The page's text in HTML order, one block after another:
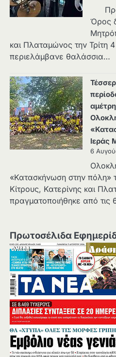
Όρος
και Πλαταμώνος την Τρίτη
περιελάμβανε θαλάσσια…
Ιεράς
6
«Κατασκήνωση στην πόλη»
Κίτρους, Κατερίνης και
πραγματοποιήθηκε από τις
Πρωτοσέλιδα